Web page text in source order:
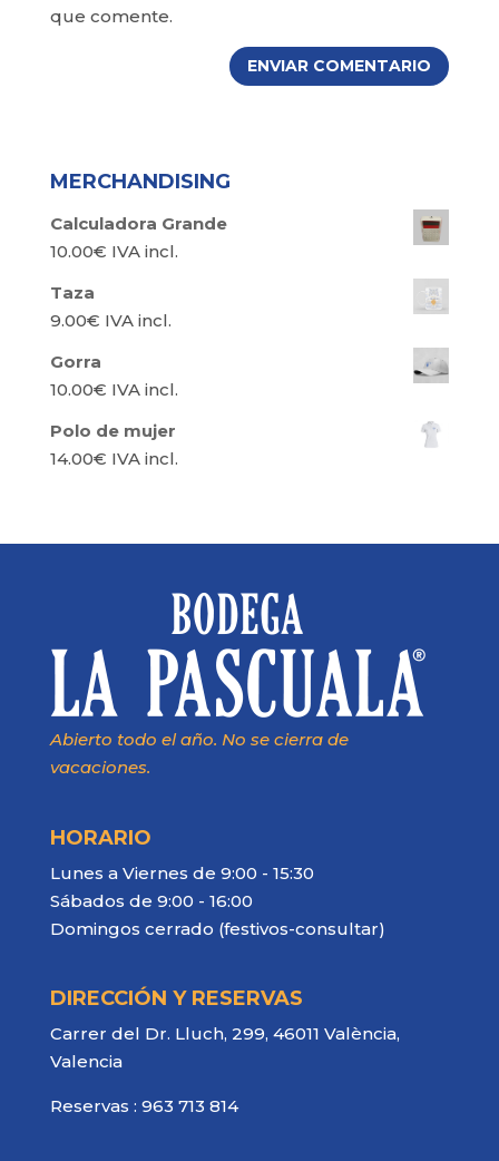
que comente.
MERCHANDISING
Calculadora Grande
10.00€ IVA incl.
Taza
9.00€ IVA incl.
Gorra
10.00€ IVA incl.
Polo de mujer
14.00€ IVA incl.
Abierto todo el año. No se cierra de
vacaciones.
HORARIO
Lunes a Viernes de 9:00 - 15:30
Sábados de 9:00 - 16:00
Domingos cerrado (festivos-consultar)
DIRECCIÓN Y RESERVAS
Carrer del Dr. Lluch, 299, 46011 València,
Valencia
Reservas : 963 713 814